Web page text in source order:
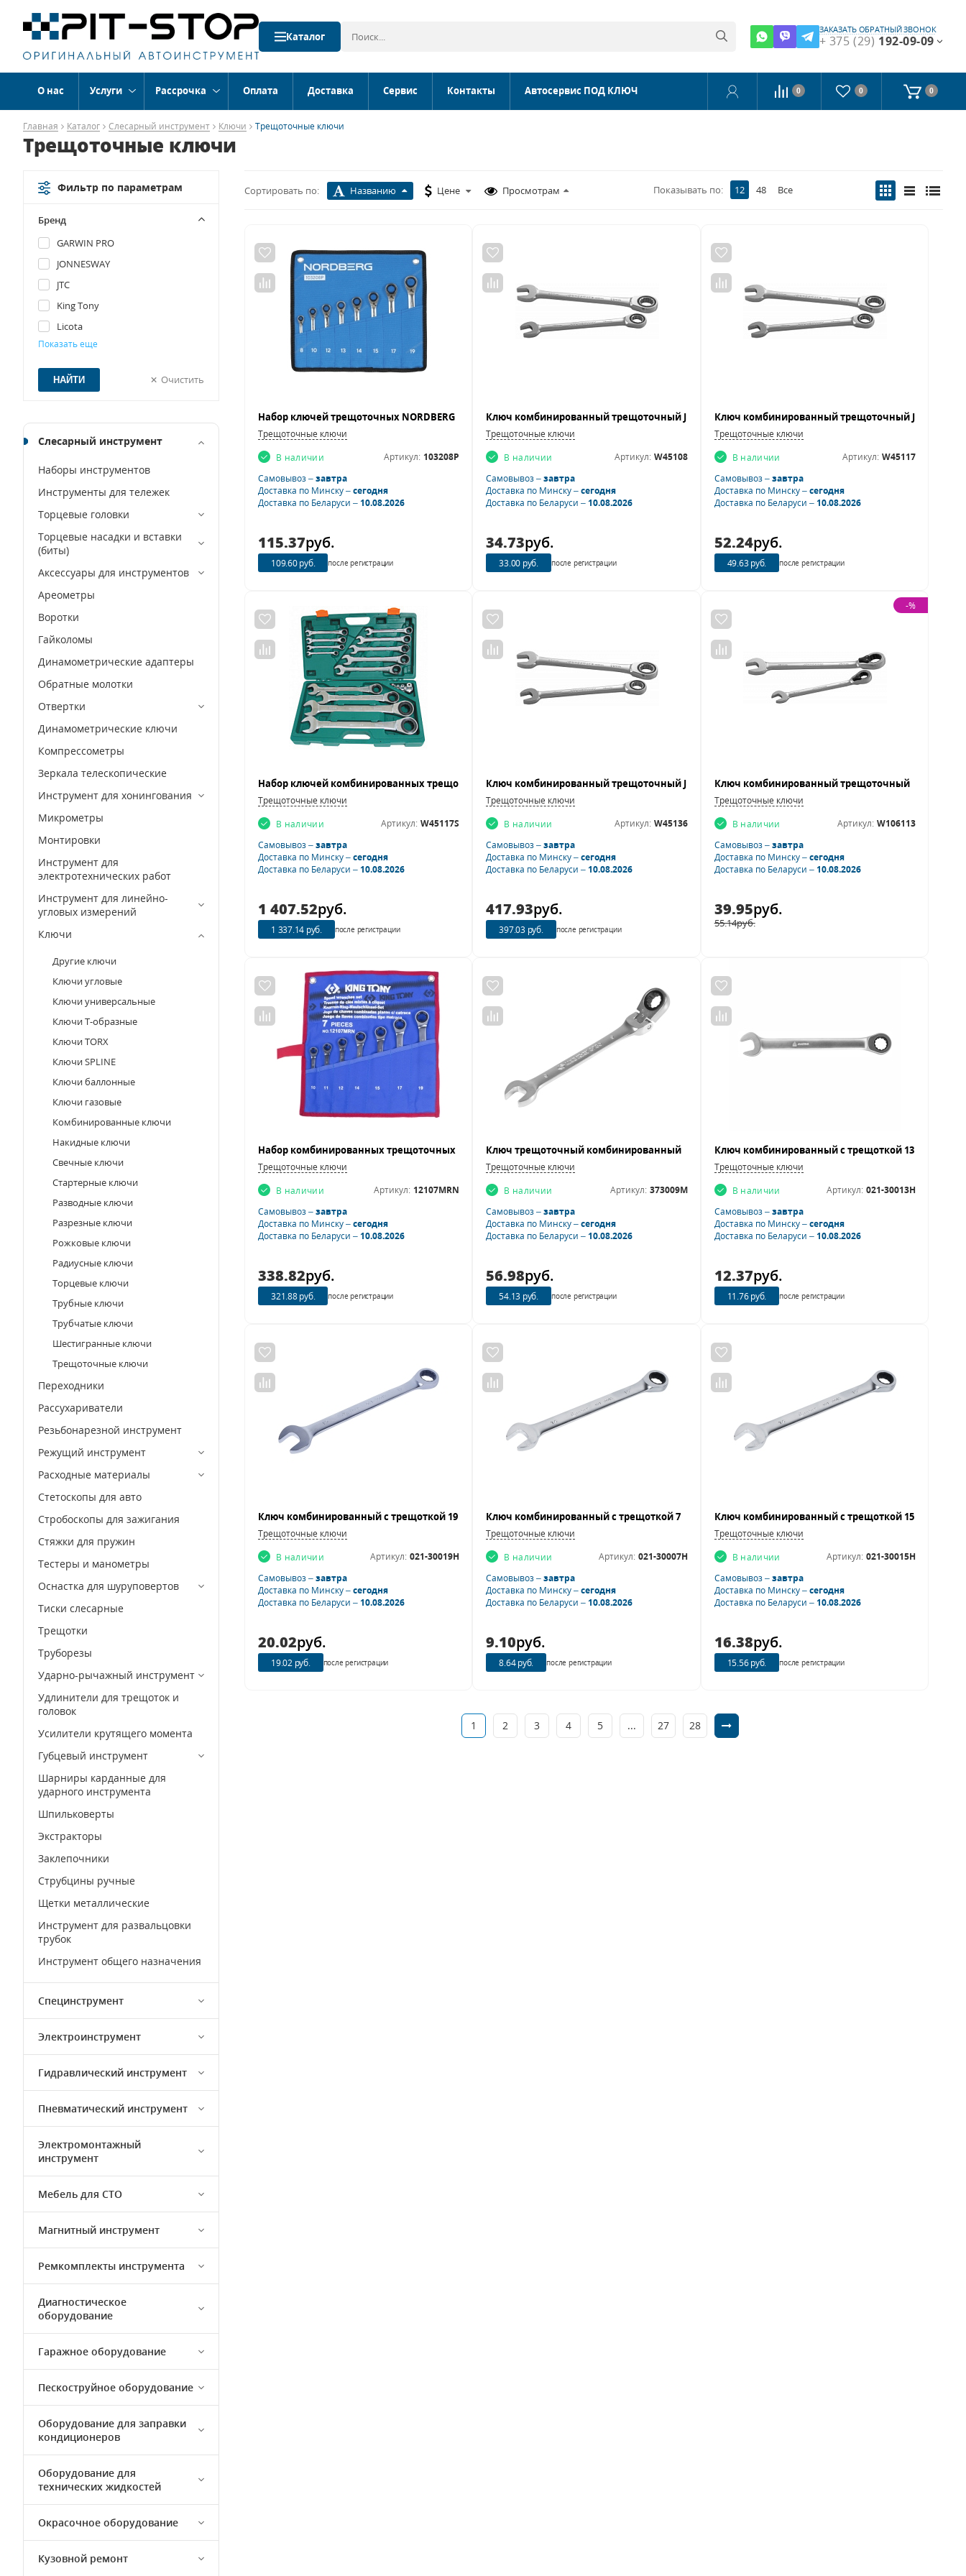
Каталог
ЗАКАЗАТЬ ОБРАТНЫЙ ЗВОНОК
+ 375 (29) 192-09-09
О нас Услуги Рассрочка Оплата Доставка Сервис Контакты Автосервис ПОД КЛЮЧ 0 0 0
Главная Каталог Слесарный инструмент Ключи Трещоточные ключи
Трещоточные ключи
Фильтр по параметрам
Бренд
GARWIN PRO
JONNESWAY
JTC
King Tony
Licota
NORDBERG
Ombra
Thorvik
МАСТАК
Показать еще
Очистить
Слесарный инструмент
Наборы инструментов
Инструменты для тележек
Торцевые головки
Торцевые насадки и вставки
(биты)
Аксессуары для инструментов
Ареометры
Воротки
Гайколомы
Динамометрические адаптеры
Обратные молотки
Отвертки
Динамометрические ключи
Компрессометры
Зеркала телескопические
Инструмент для хонингования
Микрометры
Монтировки
Инструмент для
электротехнических работ
Инструмент для линейно-
угловых измерений
Ключи
Другие ключи
Ключи угловые
Ключи универсальные
Ключи Т-образные
Ключи TORX
Ключи SPLINE
Ключи баллонные
Ключи газовые
Комбинированные ключи
Накидные ключи
Свечные ключи
Стартерные ключи
Разводные ключи
Разрезные ключи
Рожковые ключи
Радиусные ключи
Торцевые ключи
Трубные ключи
Трубчатые ключи
Шестигранные ключи
Трещоточные ключи
Переходники
Рассухариватели
Резьбонарезной инструмент
Режущий инструмент
Расходные материалы
Стетоскопы для авто
Стробоскопы для зажигания
Стяжки для пружин
Тестеры и манометры
Оснастка для шуруповертов
Тиски слесарные
Трещотки
Труборезы
Ударно-рычажный инструмент
Удлинители для трещоток и
головок
Усилители крутящего момента
Губцевый инструмент
Шарниры карданные для
ударного инструмента
Шпильковерты
Экстракторы
Заклепочники
Струбцины ручные
Щетки металлические
Инструмент для развальцовки
трубок
Инструмент общего назначения
Специнструмент
Электроинструмент
Гидравлический инструмент
Пневматический инструмент
Электромонтажный
инструмент
Мебель для СТО
Магнитный инструмент
Ремкомплекты инструмента
Диагностическое
оборудование
Гаражное оборудование
Пескоструйное оборудование
Оборудование для заправки
кондиционеров
Оборудование для
технических жидкостей
Окрасочное оборудование
Кузовной ремонт
Сортировать по: Названию Цене Просмотрам Показывать по: 12 48 Все
Трещоточные ключи
В наличии
Артикул: 103208P
Самовывоз –завтра
Доставка по Минску –сегодня
Доставка по Беларуси –10.08.2026
115.37руб.
109.60 руб. после регистрации
Трещоточные ключи
В наличии
Артикул: W45108
Самовывоз –завтра
Доставка по Минску –сегодня
Доставка по Беларуси –10.08.2026
34.73руб.
33.00 руб. после регистрации
Трещоточные ключи
В наличии
Артикул: W45117
Самовывоз –завтра
Доставка по Минску –сегодня
Доставка по Беларуси –10.08.2026
52.24руб.
49.63 руб. после регистрации
Трещоточные ключи
В наличии
Артикул: W45117S
Самовывоз –завтра
Доставка по Минску –сегодня
Доставка по Беларуси –10.08.2026
1 407.52руб.
1 337.14 руб. после регистрации
Трещоточные ключи
В наличии
Артикул: W45136
Самовывоз –завтра
Доставка по Минску –сегодня
Доставка по Беларуси –10.08.2026
417.93руб.
397.03 руб. после регистрации
-%
Трещоточные ключи
В наличии
Артикул: W106113
Самовывоз –завтра
Доставка по Минску –сегодня
Доставка по Беларуси –10.08.2026
39.95руб.
55.14руб.
Трещоточные ключи
В наличии
Артикул: 12107MRN
Самовывоз –завтра
Доставка по Минску –сегодня
Доставка по Беларуси –10.08.2026
338.82руб.
321.88 руб. после регистрации
Трещоточные ключи
В наличии
Артикул: 373009M
Самовывоз –завтра
Доставка по Минску –сегодня
Доставка по Беларуси –10.08.2026
56.98руб.
54.13 руб. после регистрации
Трещоточные ключи
В наличии
Артикул: 021-30013H
Самовывоз –завтра
Доставка по Минску –сегодня
Доставка по Беларуси –10.08.2026
12.37руб.
11.76 руб. после регистрации
Трещоточные ключи
В наличии
Артикул: 021-30019H
Самовывоз –завтра
Доставка по Минску –сегодня
Доставка по Беларуси –10.08.2026
20.02руб.
19.02 руб. после регистрации
Трещоточные ключи
В наличии
Артикул: 021-30007H
Самовывоз –завтра
Доставка по Минску –сегодня
Доставка по Беларуси –10.08.2026
9.10руб.
8.64 руб. после регистрации
Трещоточные ключи
В наличии
Артикул: 021-30015H
Самовывоз –завтра
Доставка по Минску –сегодня
Доставка по Беларуси –10.08.2026
16.38руб.
15.56 руб. после регистрации
1 2 3 4 5 ... 27 28